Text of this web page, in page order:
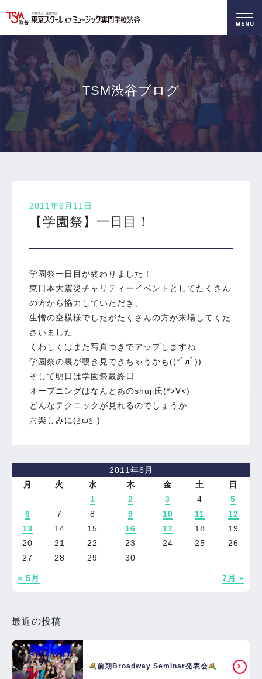
学科・専攻 資料請求 オープンキャンパス
TSM渋谷ブログ
2011年6月11日
【学園祭】一日目！
学園祭一日目が終わりました！
東日本大震災チャリティーイベントとしてたくさん
の方から協力していただき、
生憎の空模様でしたがたくさんの方が来場してくだ
さいました
くわしくはまた写真つきでアップしますね
学園祭の裏が覗き見できちゃうかも((*ﾟдﾟ))
そして明日は学園祭最終日
オープニングはなんとあのshuji氏(*>∀<)
どんなテクニックが見れるのでしょうか
お楽しみに(≧ω≦ )
2011年6月
月
火 水 木 金 土 日
« 5月 7月 »
1 2 3 4
5
6
7 8 9 10 11
12
13
14 15 16 17 18
19
20
21 22 23 24 25
26
27
28 29 30
最近の投稿
前期Broadway Seminar発表会